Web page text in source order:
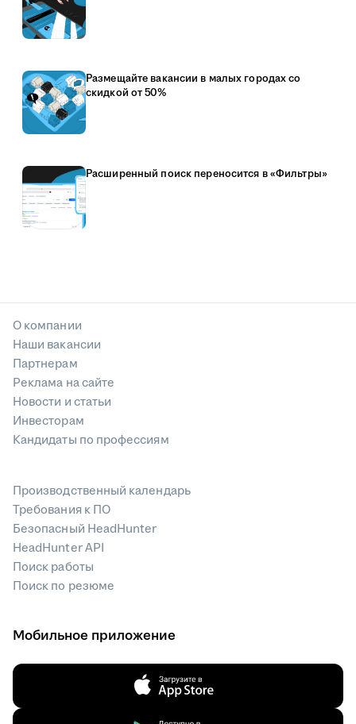
Размещайте вакансии в малых городах со
скидкой от 50%
Расширенный поиск переносится в «Фильтры»
О компании
Наши вакансии
Партнерам
Реклама на сайте
Новости и статьи
Инвесторам
Кандидаты по профессиям
Производственный календарь
Требования к ПО
Безопасный HeadHunter
HeadHunter API
Поиск работы
Поиск по резюме
Мобильное приложение